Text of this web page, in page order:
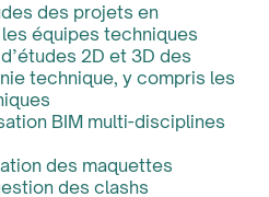
des projets en
équipes techniques
2D et 3D des
technique, y compris les
BIM multi-disciplines
des maquettes
des clashs